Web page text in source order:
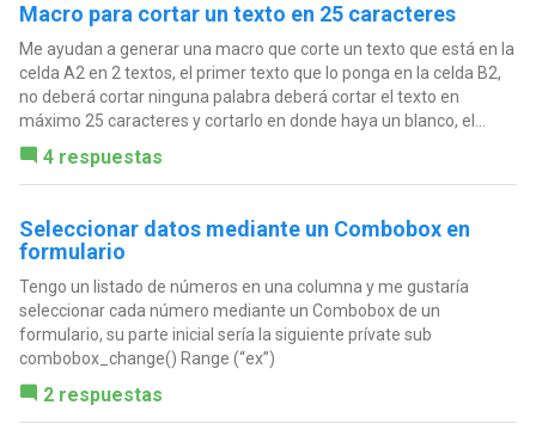
Macro para cortar un texto en 25 caracteres
Me ayudan a generar una macro que corte un texto que está en la
celda A2 en 2 textos, el primer texto que lo ponga en la celda B2,
no deberá cortar ninguna palabra deberá cortar el texto en
máximo 25 caracteres y cortarlo en donde haya un blanco, el...
4 respuestas
Seleccionar datos mediante un Combobox en
formulario
Tengo un listado de números en una columna y me gustaría
seleccionar cada número mediante un Combobox de un
formulario, su parte inicial sería la siguiente prívate sub
combobox_change() Range (“ex”)
2 respuestas